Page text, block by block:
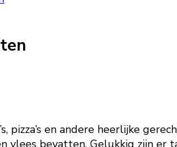
pizza’s en andere heerlijke
bevatten. Gelukkig zijn er